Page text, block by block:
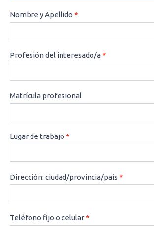
CONSULTAS
Nombre y Apellido *
Profesión del interesado/a*
Matrícula profesional
Lugar de trabajo *
Dirección: ciudad/provincia/país *
Teléfono fijo o celular*